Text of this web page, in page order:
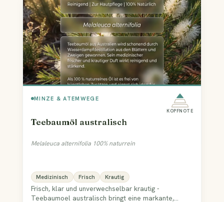
MINZE & ATEMWEGE
KOPFNOTE
Teebaumöl australisch
Melaleuca alternifolia 100% naturrein
Medizinisch Frisch Krautig
Frisch, klar und unverwechselbar krautig -
Teebaumoel australisch bringt eine markante,